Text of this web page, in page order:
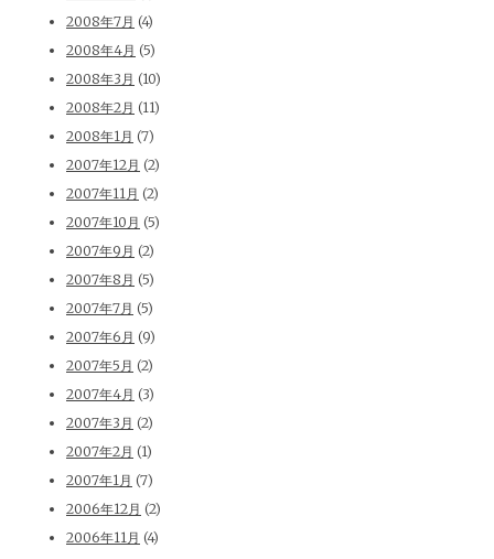
2008年7月 (4)
2008年4月 (5)
2008年3月 (10)
2008年2月 (11)
2008年1月 (7)
2007年12月 (2)
2007年11月 (2)
2007年10月 (5)
2007年9月 (2)
2007年8月 (5)
2007年7月 (5)
2007年6月 (9)
2007年5月 (2)
2007年4月 (3)
2007年3月 (2)
2007年2月 (1)
2007年1月 (7)
2006年12月 (2)
2006年11月 (4)